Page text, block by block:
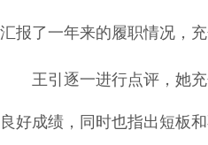
汇报了一年来的履职情况，
王引逐一进行点评，她
良好成绩，同时也指出短板